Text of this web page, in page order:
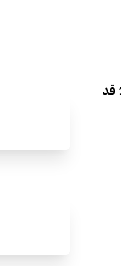
مايكروسوفت تعترف بخلل في ويندوز 11 قد